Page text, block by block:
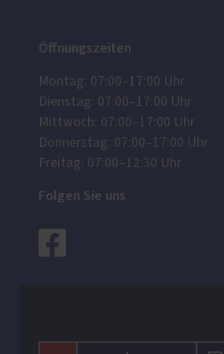
Öffnungszeiten
Montag: 07:00–17:00 Uhr
Dienstag: 07:00–17:00 Uhr
Mittwoch: 07:00–17:00 Uhr
Donnerstag: 07:00–17:00 Uhr
Freitag: 07:00–12:30 Uhr
Folgen Sie uns